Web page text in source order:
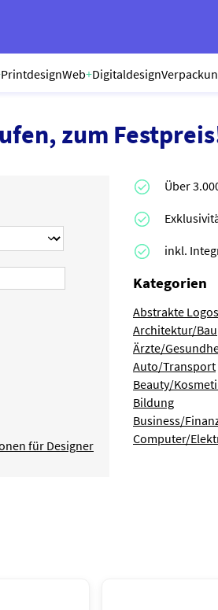
PrintdesignWeb+Digitaldesign
zum
für Designer
Über
inkl.
Kategorien
Abstrakte Logos
Architektur/Bau
Ärzte/
Auto/Transport
Beauty/
Bildung
Business/
Computer/